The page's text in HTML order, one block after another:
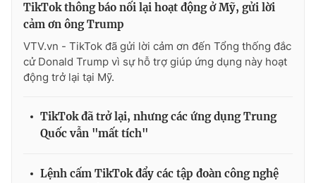
TikTok thông báo nối lại hoạt động ở Mỹ, gửi lời
cảm ơn ông Trump
VTV.vn - TikTok đã gửi lời cảm ơn đến Tổng thống đắc
cử Donald Trump vì sự hỗ trợ giúp ứng dụng này hoạt
động trở lại tại Mỹ.
TikTok đã trở lại, nhưng các ứng dụng Trung
Quốc vẫn "mất tích"
Lệnh cấm TikTok đẩy các tập đoàn công nghệ